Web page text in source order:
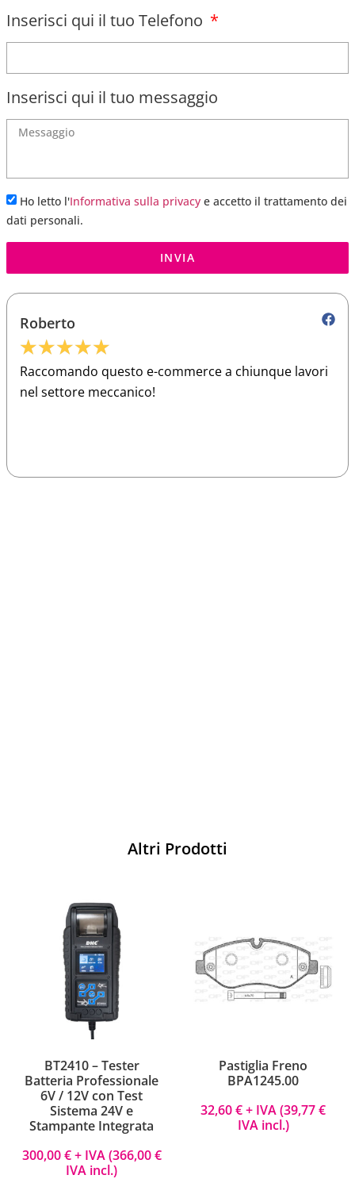
Inserisci qui il tuo Telefono
Inserisci qui il tuo messaggio
Ho letto l'Informativa sulla privacy e accetto il trattamento dei
dati personali.
INVIA
Roberto
★★★★★
Raccomando questo e-commerce a chiunque lavori
nel settore meccanico!
Altri Prodotti
BT2410 – Tester
Batteria Professionale
6V / 12V con Test
Sistema 24V e
Stampante Integrata
300,00€+ IVA (366,00€
IVA incl.)
Pastiglia Freno
BPA1245.00
32,60€+ IVA (39,77€
IVA incl.)